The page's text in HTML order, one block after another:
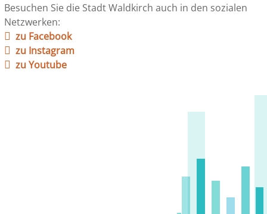
Besuchen Sie die Stadt Waldkirch auch in den sozialen
Netzwerken:
zu Facebook
zu Instagram
zu Youtube